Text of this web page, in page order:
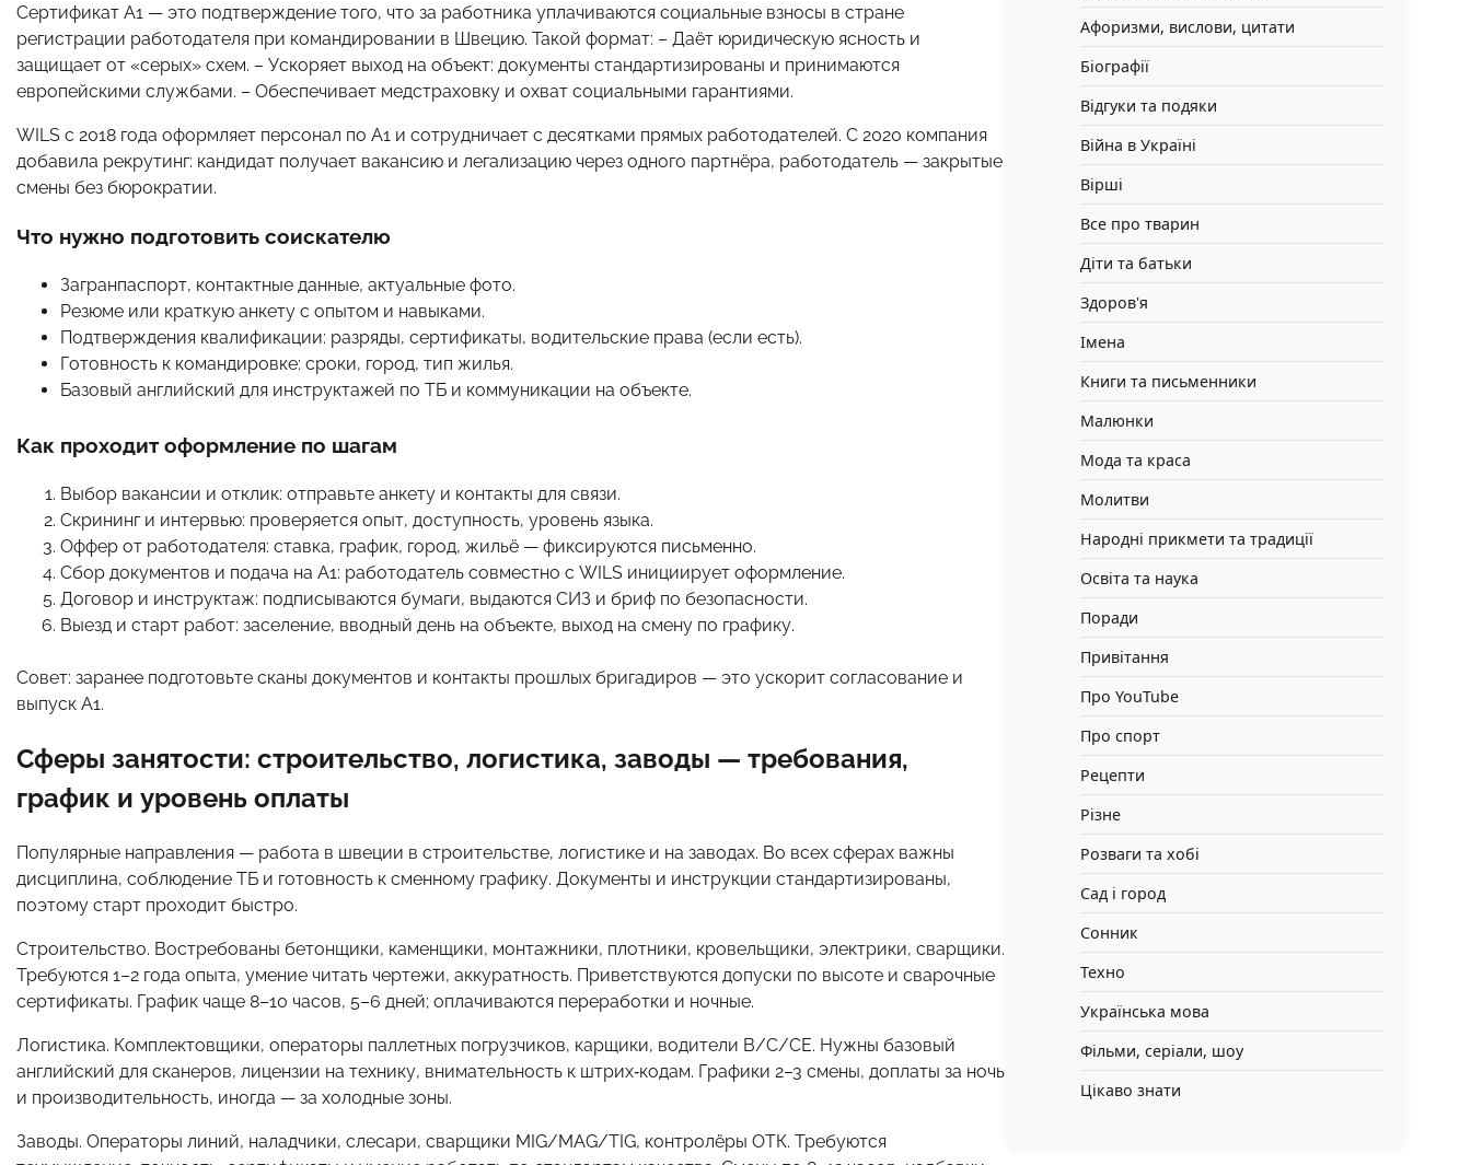
Сертификат A1 — это подтверждение того, что за работника уплачиваются социальные взносы в стране
регистрации работодателя при командировании в Швецию. Такой формат: – Даёт юридическую ясность и
защищает от «серых» схем. – Ускоряет выход на объект: документы стандартизированы и принимаются
европейскими службами. – Обеспечивает медстраховку и охват социальными гарантиями.
WILS с 2018 года оформляет персонал по A1 и сотрудничает с десятками прямых работодателей. С 2020 компания
добавила рекрутинг: кандидат получает вакансию и легализацию через одного партнёра, работодатель — закрытые
смены без бюрократии.
Что нужно подготовить соискателю
Загранпаспорт, контактные данные, актуальные фото.
Резюме или краткую анкету с опытом и навыками.
Подтверждения квалификации: разряды, сертификаты, водительские права (если есть).
Готовность к командировке: сроки, город, тип жилья.
Базовый английский для инструктажей по ТБ и коммуникации на объекте.
Как проходит оформление по шагам
Выбор вакансии и отклик: отправьте анкету и контакты для связи.
Скрининг и интервью: проверяется опыт, доступность, уровень языка.
Оффер от работодателя: ставка, график, город, жильё — фиксируются письменно.
Сбор документов и подача на A1: работодатель совместно с WILS инициирует оформление.
Договор и инструктаж: подписываются бумаги, выдаются СИЗ и бриф по безопасности.
Выезд и старт работ: заселение, вводный день на объекте, выход на смену по графику.
Совет: заранее подготовьте сканы документов и контакты прошлых бригадиров — это ускорит согласование и
выпуск A1.
Сферы занятости: строительство, логистика, заводы — требования,
график и уровень оплаты
Популярные направления — работа в швеции в строительстве, логистике и на заводах. Во всех сферах важны
дисциплина, соблюдение ТБ и готовность к сменному графику. Документы и инструкции стандартизированы,
поэтому старт проходит быстро.
Строительство. Востребованы бетонщики, каменщики, монтажники, плотники, кровельщики, электрики, сварщики.
Требуются 1–2 года опыта, умение читать чертежи, аккуратность. Приветствуются допуски по высоте и сварочные
сертификаты. График чаще 8–10 часов, 5–6 дней; оплачиваются переработки и ночные.
Логистика. Комплектовщики, операторы паллетных погрузчиков, карщики, водители B/C/CE. Нужны базовый
английский для сканеров, лицензии на технику, внимательность к штрих‑кодам. Графики 2–3 смены, доплаты за ночь
и производительность, иногда — за холодные зоны.
Заводы. Операторы линий, наладчики, слесари, сварщики MIG/MAG/TIG, контролёры ОТК. Требуются
Афоризми, вислови, цитати
Біографії
Відгуки та подяки
Війна в Україні
Вірші
Все про тварин
Діти та батьки
Здоров'я
Імена
Книги та письменники
Малюнки
Мода та краса
Молитви
Народні прикмети та традиції
Освіта та наука
Поради
Привітання
Про YouTube
Про спорт
Рецепти
Різне
Розваги та хобі
Сад і город
Сонник
Техно
Українська мова
Фільми, серіали, шоу
Цікаво знати